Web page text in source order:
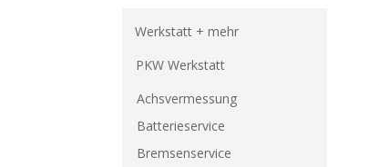
Werkstatt + mehr
PKW Werkstatt
Achsvermessung
Batterieservice
Bremsenservice